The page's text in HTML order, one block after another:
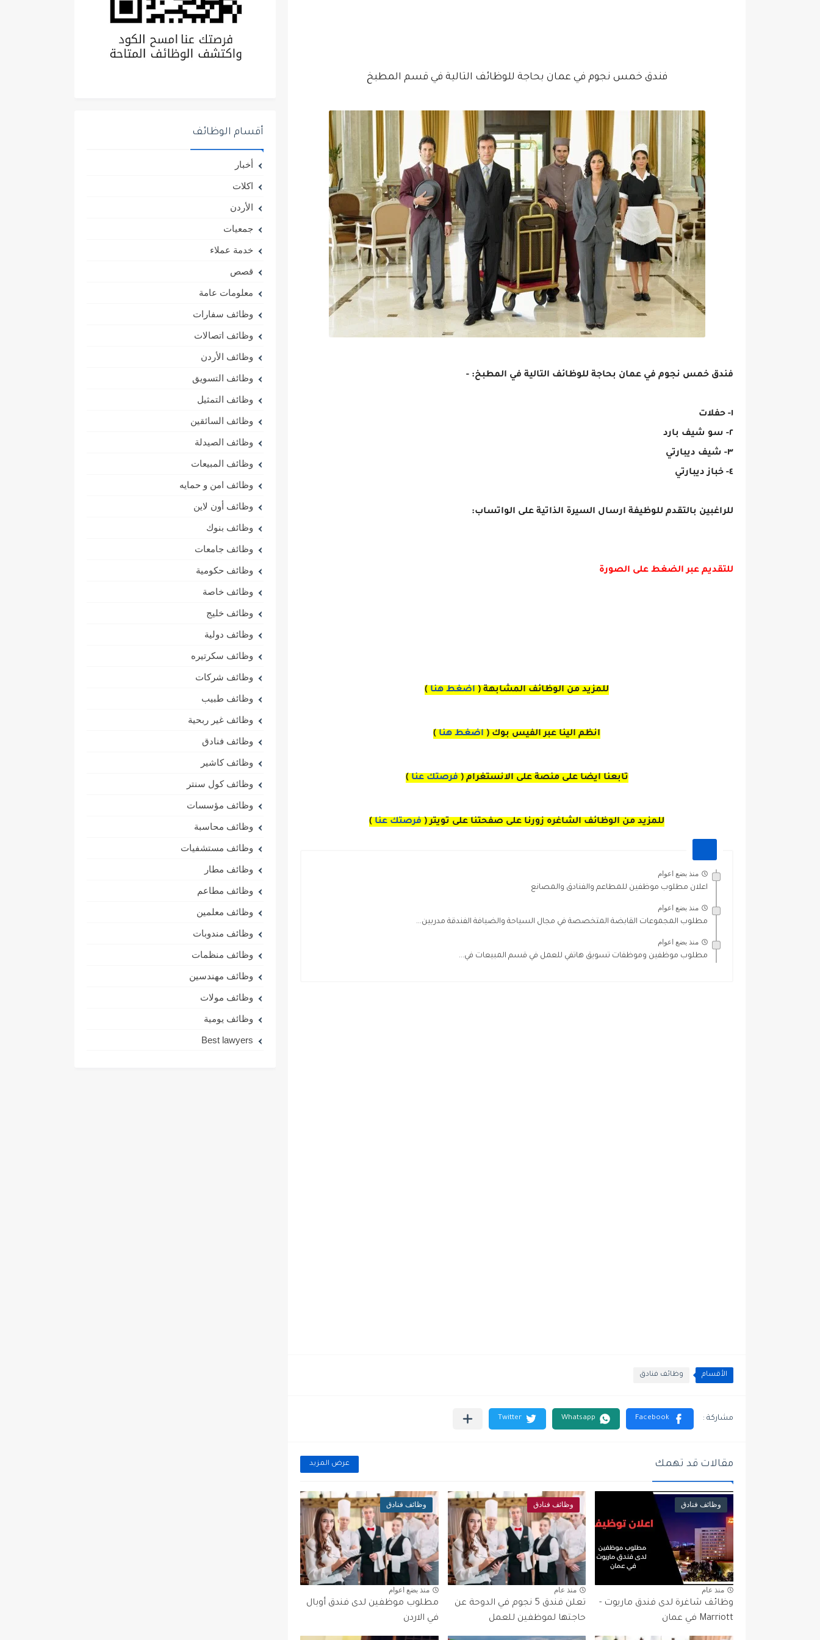
فندق خمس نجوم في عمان بحاجة للوظائف التالية في قسم المطبخ
فندق خمس نجوم في عمان بحاجة للوظائف التالية في المطبخ: -
١- حفلات
٢- سو شيف بارد
٣- شيف ديبارتي
٤- خباز ديبارتي
للراغبين بالتقدم للوظيفة ارسال السيرة الذاتية على الواتساب:
للتقديم عبر الضغط على الصورة
للمزيد من الوظائف المشابهة ( اضغط هنا )
انظم الينا عبر الفيس بوك ( اضغط هنا )
تابعنا ايضا على منصة على الانستغرام ( فرصتك عنا )
للمزيد من الوظائف الشاغره زورنا على صفحتنا على تويتر( فرصتك عنا )
منذ بضع اعوام
اعلان مطلوب موظفين للمطاعم والفنادق والمصانع
منذ بضع اعوام
مطلوب المجموعات القابضة المتخصصة في مجال السياحة والضيافة الفندقة مدربين...
منذ بضع اعوام
مطلوب موظفين وموظفات تسويق هاتفي للعمل في قسم المبيعات في...
الأقسام وظائف فنادق
مقالات قد تهمك عرض المزيد
وظائف فنادق
منذ عام
وظائف شاغرة لدى فندق ماريوت -
Marriott في عمان
وظائف فنادق
منذ عام
تعلن فندق 5 نجوم في الدوحة عن
حاجتها لموظفين للعمل
وظائف فنادق
منذ بضع اعوام
مطلوب موظفين لدى فندق أوبال
في الاردن
أقسام الوظائف
أخبار
اكلات
الأردن
جمعيات
خدمة عملاء
قصص
معلومات عامة
وظائف سفارات
وظائف اتصالات
وظائف الأردن
وظائف التسويق
وظائف التمثيل
وظائف السائقين
وظائف الصيدلة
وظائف المبيعات
وظائف امن و حمايه
وظائف أون لاين
وظائف بنوك
وظائف جامعات
وظائف حكومية
وظائف خاصة
وظائف خليج
وظائف دولية
وظائف سكرتيره
وظائف شركات
وظائف طبيب
وظائف غير ربحية
وظائف فنادق
وظائف كاشير
وظائف كول سنتر
وظائف مؤسسات
وظائف محاسبة
وظائف مستشفيات
وظائف مطار
وظائف مطاعم
وظائف معلمين
وظائف مندوبات
وظائف منظمات
وظائف مهندسين
وظائف مولات
وظائف يومية
Best lawyers